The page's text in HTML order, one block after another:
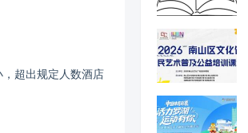
超出规定人数酒店